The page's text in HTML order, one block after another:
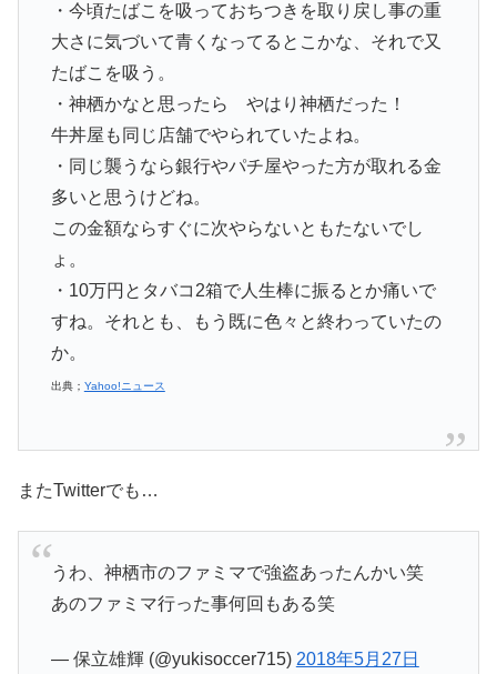
・今頃たばこを吸っておちつきを取り戻し事の重
大さに気づいて青くなってるとこかな、それで又
たばこを吸う。
・神栖かなと思ったら やはり神栖だった！
牛丼屋も同じ店舗でやられていたよね。
・同じ襲うなら銀行やパチ屋やった方が取れる金
多いと思うけどね。
この金額ならすぐに次やらないともたないでし
ょ。
・10万円とタバコ2箱で人生棒に振るとか痛いで
すね。それとも、もう既に色々と終わっていたの
か。
出典； Yahoo!ニュース
またTwitterでも…
うわ、神栖市のファミマで強盗あったんかい笑
あのファミマ行った事何回もある笑
— 保立雄輝 (@yukisoccer715) 2018年5月27日